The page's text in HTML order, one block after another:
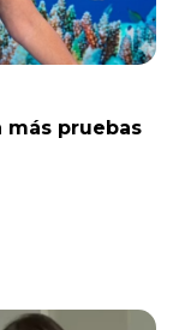
más pruebas